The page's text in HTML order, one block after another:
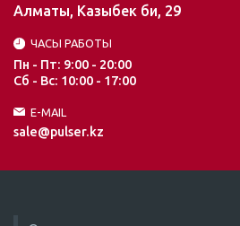
Алматы, Казыбек би, 29
ЧАСЫ РАБОТЫ
Пн - Пт: 9:00 - 20:00
Сб - Вс: 10:00 - 17:00
E-MAIL
sale@pulser.kz